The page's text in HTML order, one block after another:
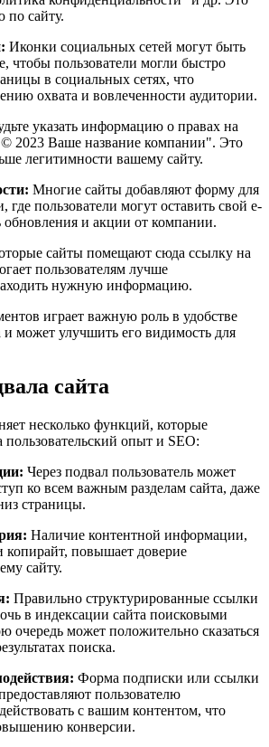
по сайту.
Иконки социальных сетей могут быть
чтобы пользователи могли быстро
в социальных сетях, что
охвата и вовлеченности аудитории.
указать информацию о правах на
2023 Ваше название компании". Это
легитимности вашему сайту.
Многие сайты добавляют форму для
где пользователи могут оставить свой e-
обновления и акции от компании.
сайты помещают сюда ссылку на
пользователям лучше
нужную информацию.
играет важную роль в удобстве
и может улучшить его видимость для
сайта
несколько функций, которые
опыт и SEO:
Через подвал пользователь может
ко всем важным разделам сайта, даже
страницы.
Наличие контентной информации,
копирайт, повышает доверие
сайту.
Правильно структурированные ссылки
в индексации сайта поисковыми
очередь может положительно сказаться
поиска.
Форма подписки или ссылки
пользователю
с вашим контентом, что
конверсии.